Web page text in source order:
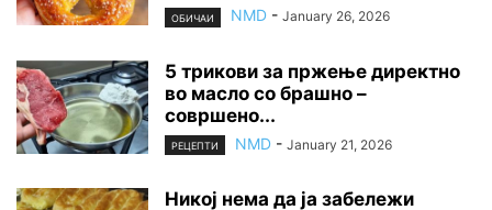
ОБИЧАИ NMD - January 26, 2026
5 трикови за пржење директно
во масло со брашно –
совршено...
РЕЦЕПТИ NMD - January 21, 2026
Никој нема да ја забележи